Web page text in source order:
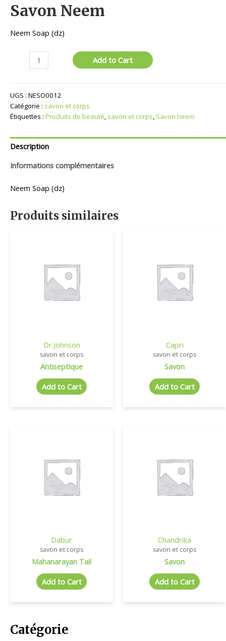
Catégorie
Savon Neem
Neem Soap (dz)
quantité
Neem
Add to Cart
UGS : NESO0012
Catégorie : savon et corps
Étiquettes : Produits de beauté, savon et corps, Savon neem
Description
Informations complémentaires
Neem Soap (dz)
Produits similaires
Dr.Johnson
savon et corps
Antiseptique
Add to Cart
Capri
savon et corps
Savon
Add to Cart
Dabur
savon et corps
Mahanarayan Tail
Add to Cart
Chandrika
savon et corps
Savon
Add to Cart